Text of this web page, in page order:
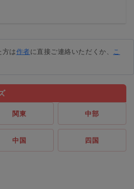
方は作者に直接ご連絡いただくか、 こ
関東 中部
中国 四国